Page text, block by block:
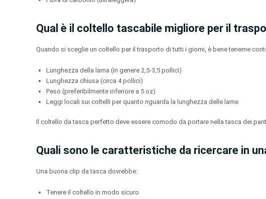
Qual è il coltello tascabile migliore per il
Quando si sceglie un coltello per il trasporto di tutti i giorni, è bene tenerne
Lunghezza della lama (in genere 2,5-3,5 pollici)
Lunghezza chiusa (circa 4 pollici)
Peso (preferibilmente inferiore a 5 oz)
Leggi locali sui coltelli per quanto riguarda la lunghezza delle lame
Il coltello da tasca perfetto deve essere comodo da portare nella tasca dei
Quali sono le caratteristiche da ricercare in
Una buona clip da tasca dovrebbe:
Tenere il coltello in modo sicuro